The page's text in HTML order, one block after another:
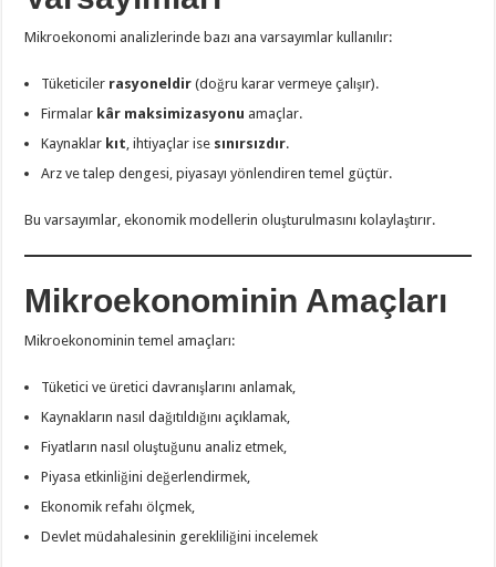
Mikroekonomi analizlerinde bazı ana varsayımlar kullanılır:
Tüketiciler rasyoneldir (doğru karar vermeye çalışır).
Firmalar kâr maksimizasyonu amaçlar.
Kaynaklar kıt, ihtiyaçlar ise sınırsızdır.
Arz ve talep dengesi, piyasayı yönlendiren temel güçtür.
Bu varsayımlar, ekonomik modellerin oluşturulmasını kolaylaştırır.
Mikroekonominin Amaçları
Mikroekonominin temel amaçları:
Tüketici ve üretici davranışlarını anlamak,
Kaynakların nasıl dağıtıldığını açıklamak,
Fiyatların nasıl oluştuğunu analiz etmek,
Piyasa etkinliğini değerlendirmek,
Ekonomik refahı ölçmek,
Devlet müdahalesinin gerekliliğini incelemek